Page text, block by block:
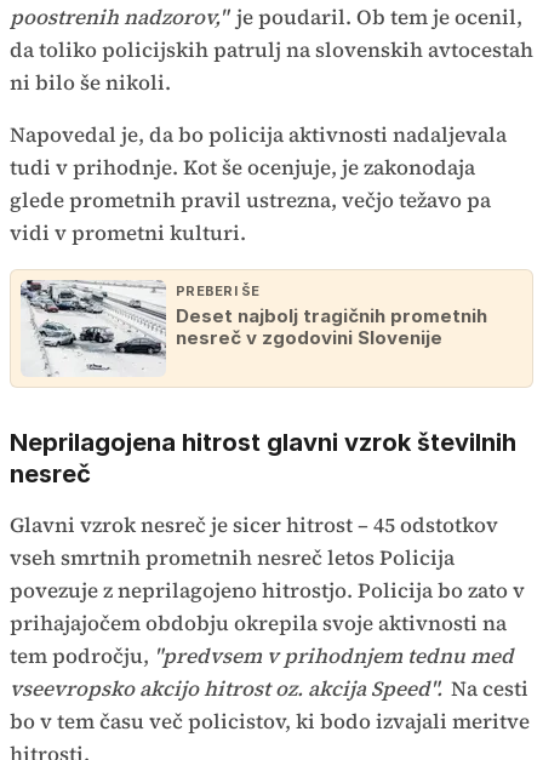
poostrenih nadzorov," je poudaril. Ob tem je ocenil,
da toliko policijskih patrulj na slovenskih avtocestah
ni bilo še nikoli.
Napovedal je, da bo policija aktivnosti nadaljevala
tudi v prihodnje. Kot še ocenjuje, je zakonodaja
glede prometnih pravil ustrezna, večjo težavo pa
vidi v prometni kulturi.
PREBERI ŠE
Deset najbolj tragičnih prometnih
nesreč v zgodovini Slovenije
Neprilagojena hitrost glavni vzrok številnih
nesreč
Glavni vzrok nesreč je sicer hitrost – 45 odstotkov
vseh smrtnih prometnih nesreč letos Policija
povezuje z neprilagojeno hitrostjo. Policija bo zato v
prihajajočem obdobju okrepila svoje aktivnosti na
tem področju, "predvsem v prihodnjem tednu med
vseevropsko akcijo hitrost oz. akcija Speed". Na cesti
bo v tem času več policistov, ki bodo izvajali meritve
hitrosti.